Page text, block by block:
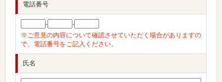
電話番号
-
-
※ご意見の内容について確認させていただく場合がありますの
で、電話番号をご記入ください。
氏名